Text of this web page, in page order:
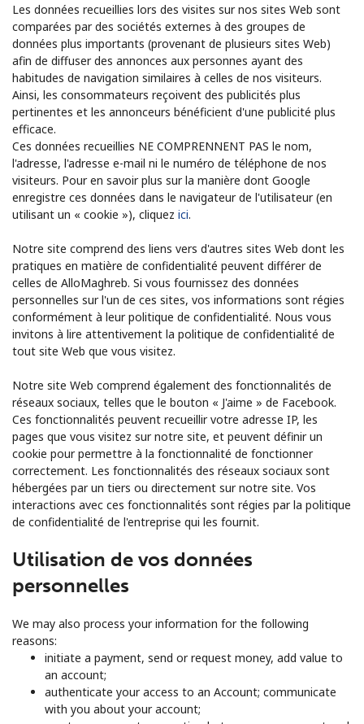
Les données recueillies lors des visites sur nos sites Web sont
comparées par des sociétés externes à des groupes de
données plus importants (provenant de plusieurs sites Web)
afin de diffuser des annonces aux personnes ayant des
habitudes de navigation similaires à celles de nos visiteurs.
Ainsi, les consommateurs reçoivent des publicités plus
pertinentes et les annonceurs bénéficient d'une publicité plus
efficace.
Ces données recueillies NE COMPRENNENT PAS le nom,
l'adresse, l'adresse e-mail ni le numéro de téléphone de nos
visiteurs. Pour en savoir plus sur la manière dont Google
enregistre ces données dans le navigateur de l'utilisateur (en
utilisant un « cookie »), cliquez ici.
Notre site comprend des liens vers d'autres sites Web dont les
pratiques en matière de confidentialité peuvent différer de
celles de AlloMaghreb. Si vous fournissez des données
personnelles sur l'un de ces sites, vos informations sont régies
conformément à leur politique de confidentialité. Nous vous
invitons à lire attentivement la politique de confidentialité de
tout site Web que vous visitez.
Notre site Web comprend également des fonctionnalités de
réseaux sociaux, telles que le bouton « J'aime » de Facebook.
Ces fonctionnalités peuvent recueillir votre adresse IP, les
pages que vous visitez sur notre site, et peuvent définir un
cookie pour permettre à la fonctionnalité de fonctionner
correctement. Les fonctionnalités des réseaux sociaux sont
hébergées par un tiers ou directement sur notre site. Vos
interactions avec ces fonctionnalités sont régies par la politique
de confidentialité de l'entreprise qui les fournit.
Utilisation de vos données
personnelles
We may also process your information for the following
reasons:
initiate a payment, send or request money, add value to
an account;
authenticate your access to an Account; communicate
with you about your account;